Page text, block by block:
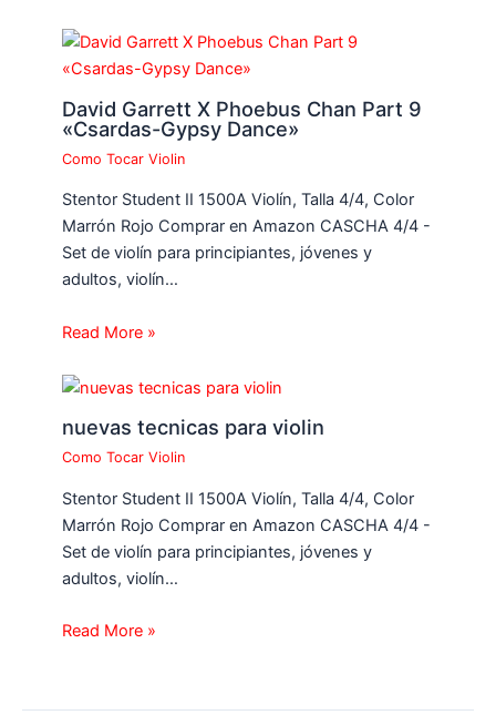
David Garrett X Phoebus Chan Part 9
«Csardas-Gypsy Dance»
Como Tocar Violin
Stentor Student II 1500A Violín, Talla 4/4, Color
Marrón Rojo Comprar en Amazon CASCHA 4/4 -
Set de violín para principiantes, jóvenes y
adultos, violín…
Read More »
nuevas tecnicas para violin
Como Tocar Violin
Stentor Student II 1500A Violín, Talla 4/4, Color
Marrón Rojo Comprar en Amazon CASCHA 4/4 -
Set de violín para principiantes, jóvenes y
adultos, violín…
Read More »